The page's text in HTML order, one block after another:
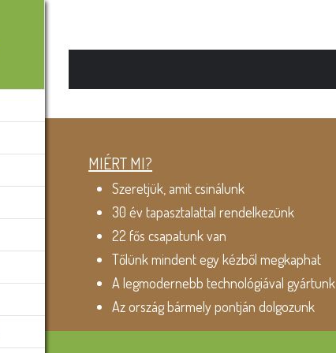
MIÉRT MI?
Szeretjük, amit csinálunk
30 év tapasztalattal rendelkezünk
22 fős csapatunk van
Tőlünk mindent egy kézből megkaphat
A legmodernebb technológiával gyártunk
Az ország bármely pontján dolgozunk